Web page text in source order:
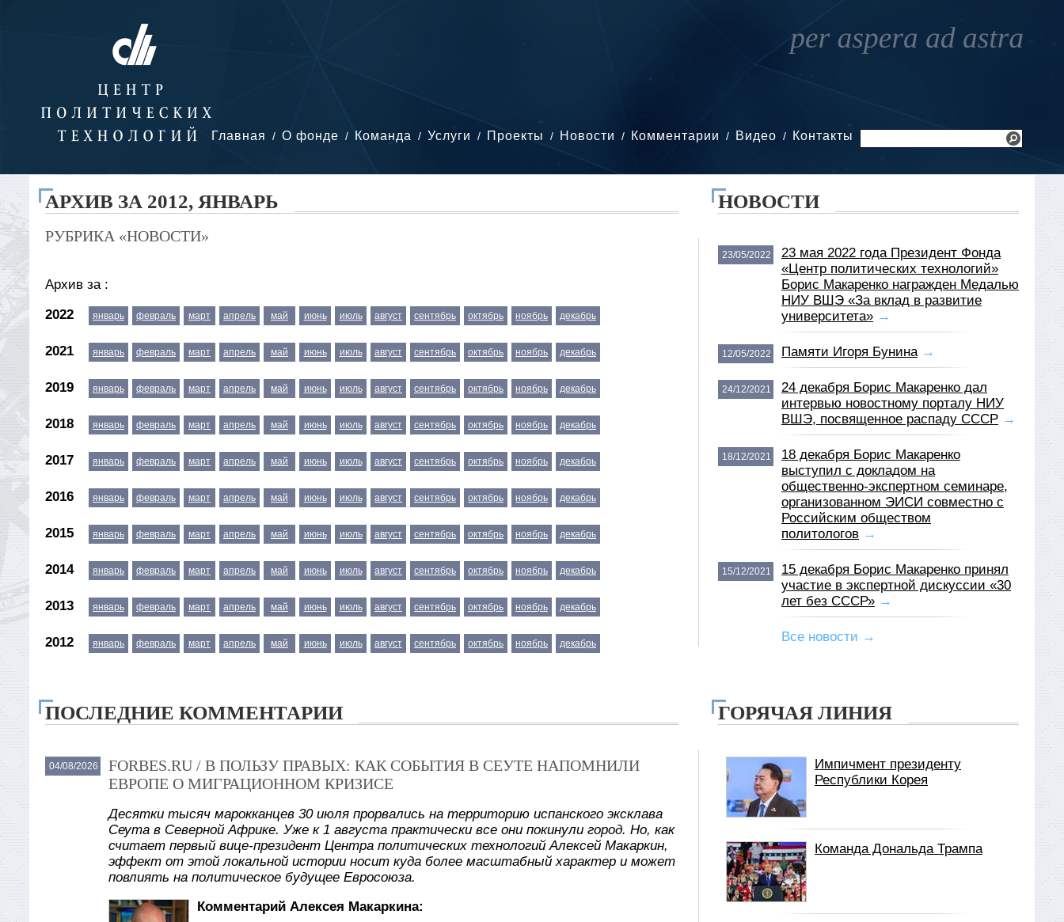
Главная О фонде Команда Услуги Проекты Новости Комментарии Видео Контакты
АРХИВ ЗА 2012, ЯНВАРЬ
РУБРИКА «НОВОСТИ»
Архив за :
2022 январь февраль март апрель май июнь июль август сентябрь октябрь ноябрь декабрь
2021 январь февраль март апрель май июнь июль август сентябрь октябрь ноябрь декабрь
2019 январь февраль март апрель май июнь июль август сентябрь октябрь ноябрь декабрь
2018 январь февраль март апрель май июнь июль август сентябрь октябрь ноябрь декабрь
2017 январь февраль март апрель май июнь июль август сентябрь октябрь ноябрь декабрь
2016 январь февраль март апрель май июнь июль август сентябрь октябрь ноябрь декабрь
2015 январь февраль март апрель май июнь июль август сентябрь октябрь ноябрь декабрь
2014 январь февраль март апрель май июнь июль август сентябрь октябрь ноябрь декабрь
2013 январь февраль март апрель май июнь июль август сентябрь октябрь ноябрь декабрь
2012 январь февраль март апрель май июнь июль август сентябрь октябрь ноябрь декабрь
НОВОСТИ
23/05/2022
23 мая 2022 года Президент Фонда
«Центр политических технологий»
Борис Макаренко награжден Медалью
НИУ ВШЭ «За вклад в развитие
университета» →
12/05/2022 Памяти Игоря Бунина →
24/12/2021
24 декабря Борис Макаренко дал
интервью новостному порталу НИУ
ВШЭ, посвященное распаду СССР →
18/12/2021
18 декабря Борис Макаренко
выступил с докладом на
общественно-экспертном семинаре,
организованном ЭИСИ совместно с
Российским обществом
политологов →
15/12/2021
15 декабря Борис Макаренко принял
участие в экспертной дискуссии «30
лет без СССР» →
Все новости →
ПОСЛЕДНИЕ КОММЕНТАРИИ
04/08/2026
FORBES.RU / В ПОЛЬЗУ ПРАВЫХ: КАК СОБЫТИЯ В СЕУТЕ НАПОМНИЛИ
ЕВРОПЕ О МИГРАЦИОННОМ КРИЗИСЕ
Десятки тысяч марокканцев 30 июля прорвались на территорию испанского эксклава
Сеута в Северной Африке. Уже к 1 августа практически все они покинули город. Но, как
считает первый вице-президент Центра политических технологий Алексей Макаркин,
эффект от этой локальной истории носит куда более масштабный характер и может
повлиять на политическое будущее Евросоюза.
Комментарий Алексея Макаркина:
ГОРЯЧАЯ ЛИНИЯ
Импичмент президенту
Республики Корея
Команда Дональда Трампа